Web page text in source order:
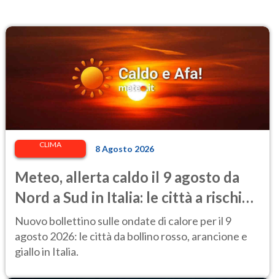
CLIMA 8 Agosto 2026
Meteo, allerta caldo il 9 agosto da
Nord a Sud in Italia: le città a rischio
per il Ministero della Salute
Nuovo bollettino sulle ondate di calore per il 9
agosto 2026: le città da bollino rosso, arancione e
giallo in Italia.